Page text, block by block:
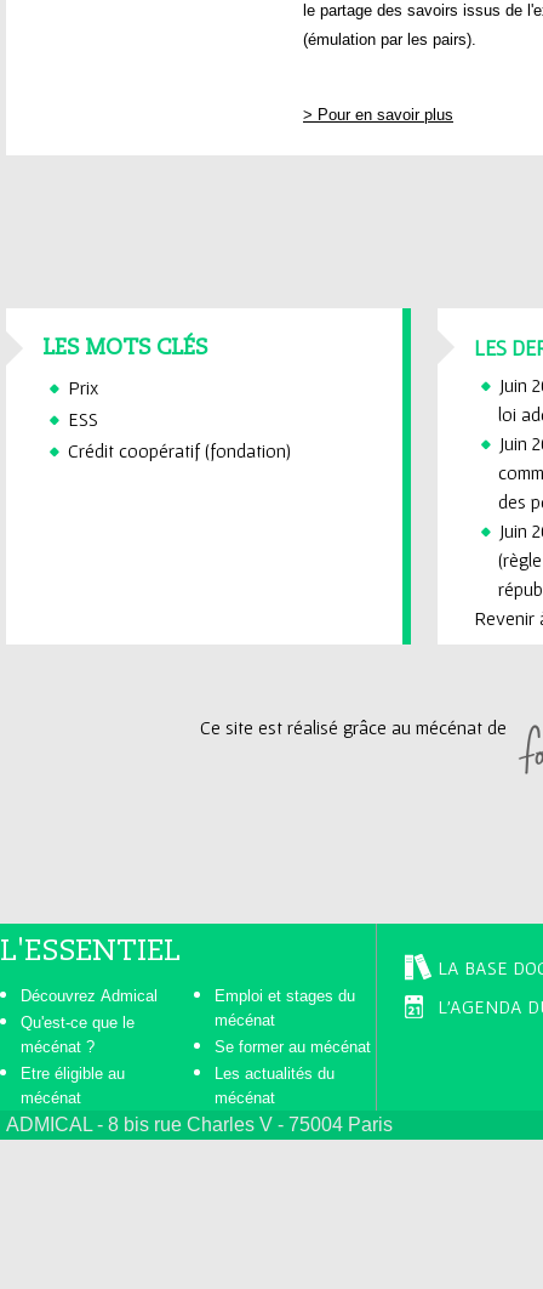
le partage des savoirs issus de
(émulation par les pairs).
> Pour en savoir plus
LES MOTS CLÉS
Prix
ESS
Crédit coopératif (fondation)
LES
Juin
loi
Juin
des
Juin
Revenir
Ce site est réalisé grâce au mécénat de
L'ESSENTIEL
Découvrez Admical
Qu'est-ce que le
mécénat ?
Etre éligible au
mécénat
Emploi et stages du
mécénat
Se former au mécénat
Les actualités du
mécénat
LA BASE
L'AGENDA
ADMICAL - 8 bis rue Charles V - 75004 Paris